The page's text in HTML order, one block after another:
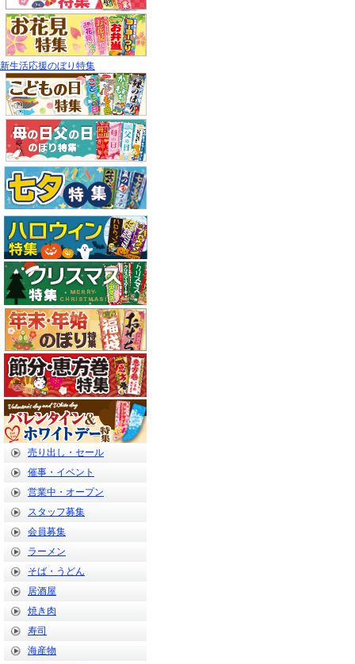
新生活応援のぼり特集
売り出し・セール
催事・イベント
営業中・オープン
スタッフ募集
会員募集
ラーメン
そば・うどん
居酒屋
焼き肉
寿司
海産物